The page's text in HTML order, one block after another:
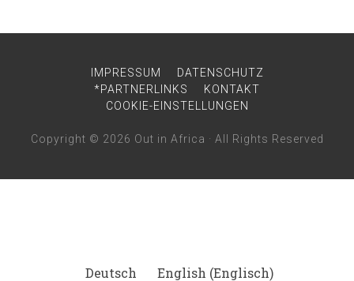
IMPRESSUM
DATENSCHUTZ
*PARTNERLINKS
KONTAKT
COOKIE-EINSTELLUNGEN
Copyright © 2026 Out in Africa · All Rights Reserved
Deutsch English (Englisch)